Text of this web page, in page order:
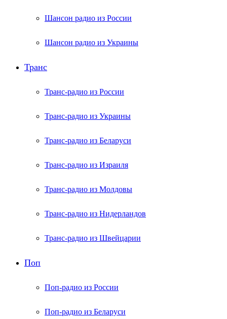
Шансон радио из России
Шансон радио из Украины
Транс
Транс-радио из России
Транс-радио из Украины
Транс-радио из Беларуси
Транс-радио из Израиля
Транс-радио из Молдовы
Транс-радио из Нидерландов
Транс-радио из Швейцарии
Поп
Поп-радио из России
Поп-радио из Беларуси